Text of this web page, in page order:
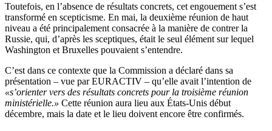
Toutefois, en l’absence de résultats concrets, cet engouement s’est
transformé en scepticisme. En mai, la deuxième réunion de haut
niveau a été principalement consacrée à la manière de contrer la
Russie, qui, d’après les sceptiques, était le seul élément sur lequel
Washington et Bruxelles pouvaient s’entendre.
C’est dans ce contexte que la Commission a déclaré dans sa
présentation – vue par EURACTIV – qu’elle avait l’intention de
«s’orienter vers des résultats concrets pour la troisième réunion
ministérielle.» Cette réunion aura lieu aux États-Unis début
décembre, mais la date et le lieu doivent encore être confirmés.